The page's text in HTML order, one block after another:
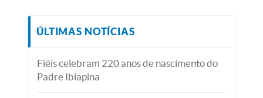
ÚLTIMAS NOTÍCIAS
Fiéis celebram 220 anos de nascimento do
Padre Ibiapina